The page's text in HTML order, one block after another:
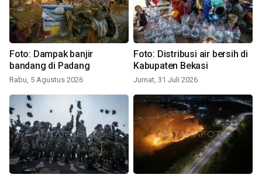
Foto: Dampak banjir
bandang di Padang
Rabu, 5 Agustus 2026
Foto: Distribusi air bersih di
Kabupaten Bekasi
Jumat, 31 Juli 2026